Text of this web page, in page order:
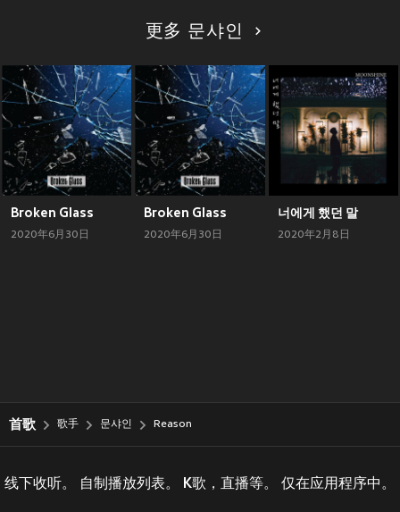
更多 문샤인
Broken Glass
2020年6月30日
Broken Glass
2020年6月30日
너에게 했던 말
2020年2月8日
首歌 歌手 문샤인 Reason
线下收听。 自制播放列表。 K歌，直播等。 仅在应用程序中。